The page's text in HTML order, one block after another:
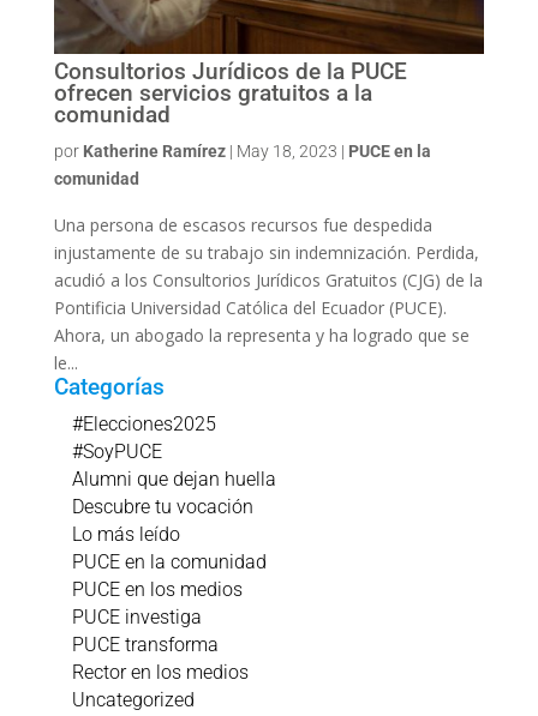
Consultorios Jurídicos de la PUCE
ofrecen servicios gratuitos a la
comunidad
por Katherine Ramírez| May 18, 2023 | PUCE en la
comunidad
Una persona de escasos recursos fue despedida
injustamente de su trabajo sin indemnización. Perdida,
acudió a los Consultorios Jurídicos Gratuitos (CJG) de la
Pontificia Universidad Católica del Ecuador (PUCE).
Ahora, un abogado la representa y ha logrado que se
le...
Categorías
#Elecciones2025
#SoyPUCE
Alumni que dejan huella
Descubre tu vocación
Lo más leído
PUCE en la comunidad
PUCE en los medios
PUCE investiga
PUCE transforma
Rector en los medios
Uncategorized